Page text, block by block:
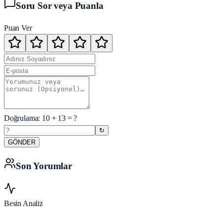
Soru Sor veya Puanla
Puan Ver
Doğrulama: 10+ 13= ?
↻
GÖNDER
Son Yorumlar
Besin Analiz